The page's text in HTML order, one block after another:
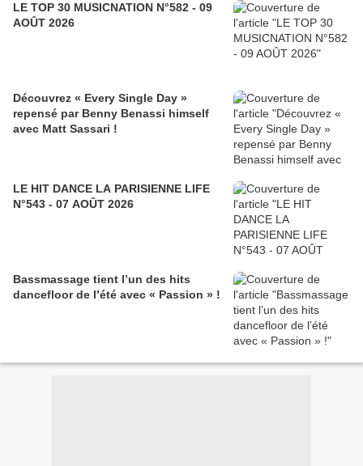
LE TOP 30 MUSICNATION N°582 - 09
AOÛT 2026
Découvrez « Every Single Day »
repensé par Benny Benassi himself
avec Matt Sassari !
LE HIT DANCE LA PARISIENNE LIFE
N°543 - 07 AOÛT 2026
Bassmassage tient l’un des hits
dancefloor de l’été avec « Passion » !